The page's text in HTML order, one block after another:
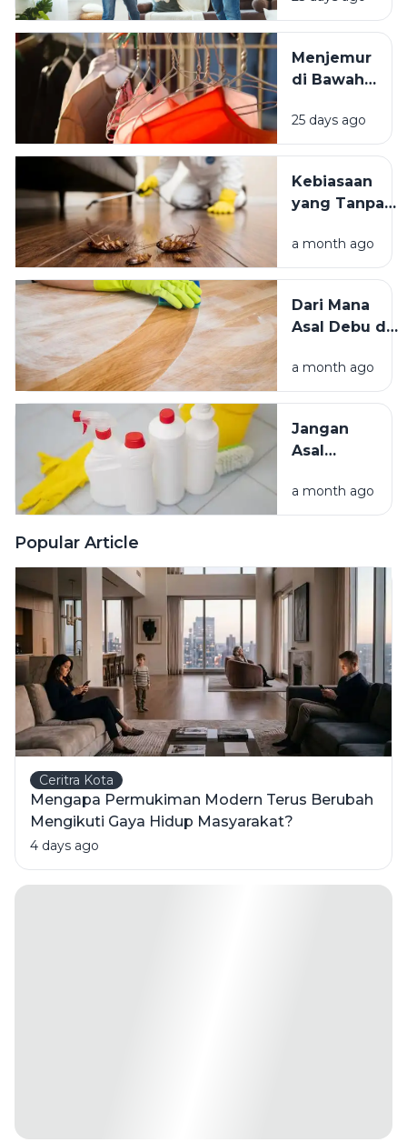
Lingkungan
Tinggal yang
Bersih
Kesejahteraan
Kita?
Menjemur
di Bawah
atau Di
Tempat
Mana yang
Lebih
25 days ago
Kebiasaan
yang Tanpa
Mengundang
Kecoak,
Hama
Lainnya Ke
a month ago
Dari Mana
Asal Debu di
Kenali
Penyebab
Mengatasinya
a month ago
Jangan
Asal
Bahan
Pembersih
a month ago
Popular Article
Ceritra Kota
Mengapa Permukiman Modern Terus Berubah
Mengikuti Gaya Hidup Masyarakat?
4 days ago